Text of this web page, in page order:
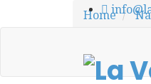
Home
Nacionales